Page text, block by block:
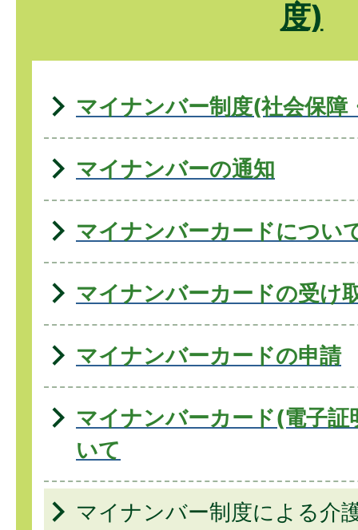
度)
マイナンバー制度(社会保障
マイナンバーの通知
マイナンバーカードについ
マイナンバーカードの受け
マイナンバーカードの申請
マイナンバーカード(電子
いて
マイナンバー制度による介